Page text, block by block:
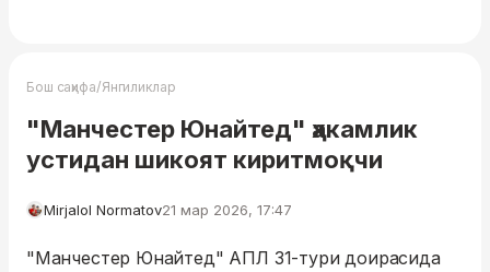
Бош саҳифа/Янгиликлар
"Манчестер Юнайтед" ҳакамлик
устидан шикоят киритмоқчи
Mirjalol Normatov21 мар 2026, 17:47
"Манчестер Юнайтед" АПЛ 31-тури доирасида